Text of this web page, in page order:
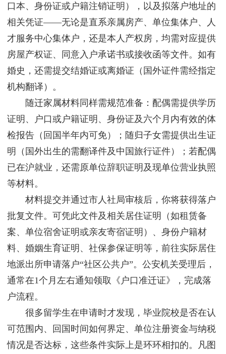
口本、身份证或户籍注销证明），以及拟落户地址的
相关凭证——无论是直系亲属房产、单位集体户、人
才服务中心集体户，还是本人产权房，均需对应提供
房屋产权证、同意入户承诺书或接收函等文件。如有
婚史，还需提交结婚证或离婚证（国外证件需经指定
机构翻译）。
随迁家属材料同样需规范准备：配偶需提供学历
证明、户口或户籍证明、身份证及六个月内有效的体
检报告（回国半年内可免）；随归子女需提供出生证
明（国外出生的需翻译件及中国旅行证件）；若配偶
已在沪就业，还需原单位辞职证明及现单位营业执照
等材料。
材料提交并通过市人社局审核后，你将获得落户
批复文件。可凭此文件及相关居住证明（如租赁备
案、单位宿舍证明或亲友寄宿证明）、身份户籍材
料、婚姻生育证明、社保参保证明等，前往实际居住
地派出所申请落户“社区公共户”。公安机关受理后，
通常在1个月左右通知领取《户口准迁证》，完成落
户流程。
很多留学生在申请时才发现，毕业院校是否在认
可范围内、回国时间如何界定、单位注册资金与纳税
情况是否达标，这些条件实际上是环环相扣的。凡图